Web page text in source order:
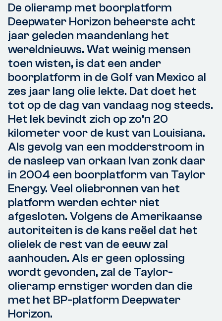
De olieramp met boorplatform
Deepwater Horizon beheerste acht
jaar geleden maandenlang het
wereldnieuws. Wat weinig mensen
toen wisten, is dat een ander
boorplatform in de Golf van Mexico al
zes jaar lang olie lekte. Dat doet het
tot op de dag van vandaag nog steeds.
Het lek bevindt zich op zo’n 20
kilometer voor de kust van Louisiana.
Als gevolg van een modderstroom in
de nasleep van orkaan Ivan zonk daar
in 2004 een boorplatform van Taylor
Energy. Veel oliebronnen van het
platform werden echter niet
afgesloten. Volgens de Amerikaanse
autoriteiten is de kans reëel dat het
olielek de rest van de eeuw zal
aanhouden. Als er geen oplossing
wordt gevonden, zal de Taylor-
olieramp ernstiger worden dan die
met het BP-platform Deepwater
Horizon.